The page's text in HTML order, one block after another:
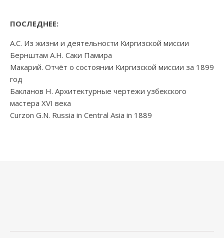
ПОСЛЕДНЕЕ:
А.С. Из жизни и деятельности Киргизской миссии
Бернштам А.Н. Саки Памира
Макарий. Отчёт о состоянии Киргизской миссии за 1899
год
Бакланов Н. Архитектурные чертежи узбекского
мастера XVI века
Curzon G.N. Russia in Central Asia in 1889